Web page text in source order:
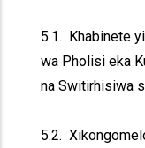
5.1. Khabinete
wa Pholisi eka
na Switirhisiwa
5.2.